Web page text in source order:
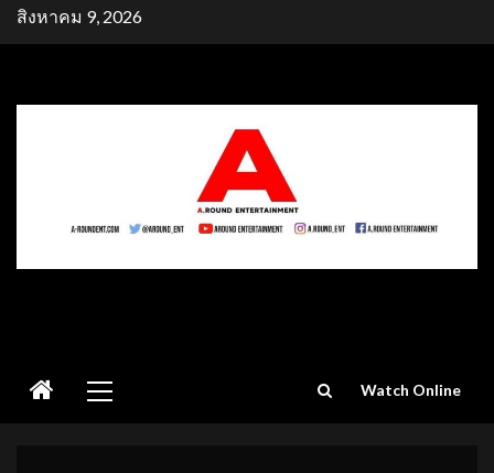
Skipสิงหาคม 9, 2026
Menu
Watch Online